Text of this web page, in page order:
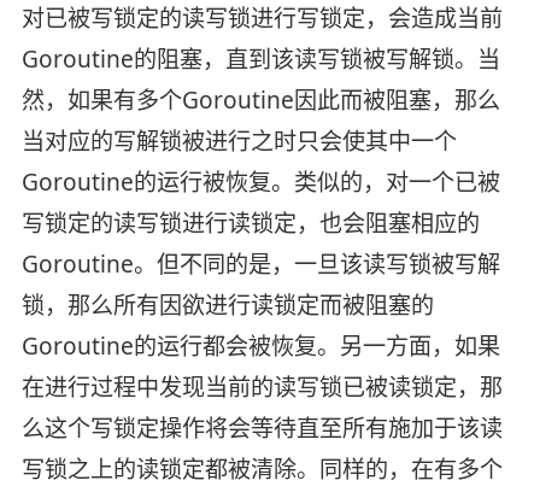
对已被写锁定的读写锁进行写锁定，会造成当前
Goroutine的阻塞，直到该读写锁被写解锁。当
然，如果有多个Goroutine因此而被阻塞，那么
当对应的写解锁被进行之时只会使其中一个
Goroutine的运行被恢复。类似的，对一个已被
写锁定的读写锁进行读锁定，也会阻塞相应的
Goroutine。但不同的是，一旦该读写锁被写解
锁，那么所有因欲进行读锁定而被阻塞的
Goroutine的运行都会被恢复。另一方面，如果
在进行过程中发现当前的读写锁已被读锁定，那
么这个写锁定操作将会等待直至所有施加于该读
写锁之上的读锁定都被清除。同样的，在有多个